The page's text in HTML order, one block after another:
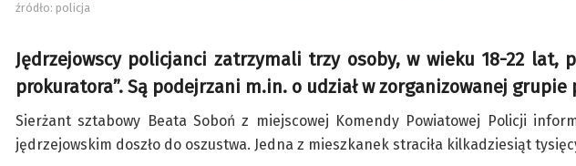
źródło: policja
Jędrzejowscy policjanci zatrzymali trzy osoby, w wieku 18-22 lat,
prokuratora”. Są podejrzani m.in. o udział w zorganizowanej grupie
Sierżant sztabowy Beata Soboń z miejscowej Komendy Powiatowej Policji
jędrzejowskim doszło do oszustwa. Jedna z mieszkanek straciła kilkadziesiąt